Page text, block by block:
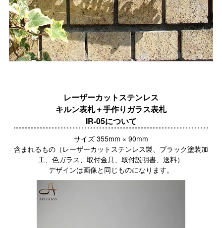
レーザーカットステンレス
キルン表札＋手作りガラス表札
IR-05について
サイズ 355mm × 90mm
含まれるもの（レーザーカットステンレス製、ブラック塗装加
工、色ガラス、取付金具、取付説明書、送料）
デザインは画像と同じものになります。